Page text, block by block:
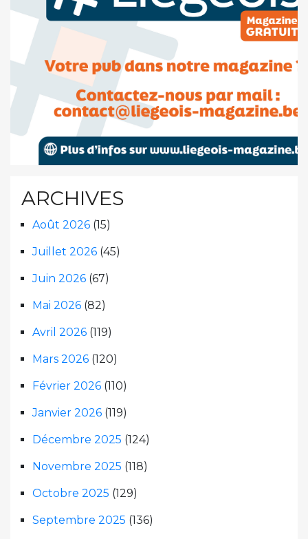
ARCHIVES
Août 2026 (15)
Juillet 2026 (45)
Juin 2026 (67)
Mai 2026 (82)
Avril 2026 (119)
Mars 2026 (120)
Février 2026 (110)
Janvier 2026 (119)
Décembre 2025 (124)
Novembre 2025 (118)
Octobre 2025 (129)
Septembre 2025 (136)